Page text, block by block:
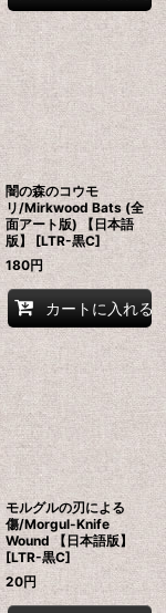
闇の森のコウモ
リ/Mirkwood Bats (全
面アート版) 【日本語
版】 [LTR-黒C]
180円
カートに入れる
モルグルの刃による
傷/Morgul-Knife
Wound 【日本語版】
[LTR-黒C]
20円